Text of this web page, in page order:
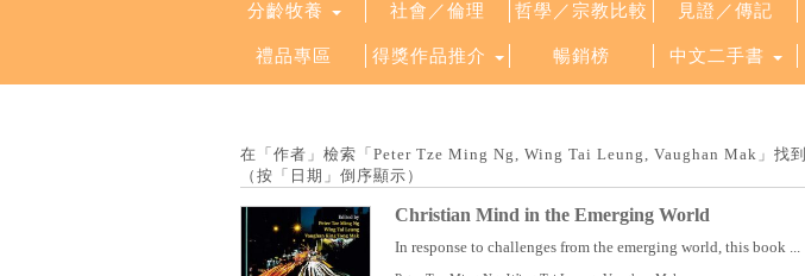
分齡牧養 社會／倫理 哲學／宗教比較 見證／傳記
禮品專區 得獎作品推介 暢銷榜 中文二手書
在「作者」檢索「Peter Tze Ming Ng, Wing Tai Leung, Vaughan Mak」找
（按「日期」倒序顯示）
Christian Mind in the Emerging World
In response to challenges from the emerging world, this book ...